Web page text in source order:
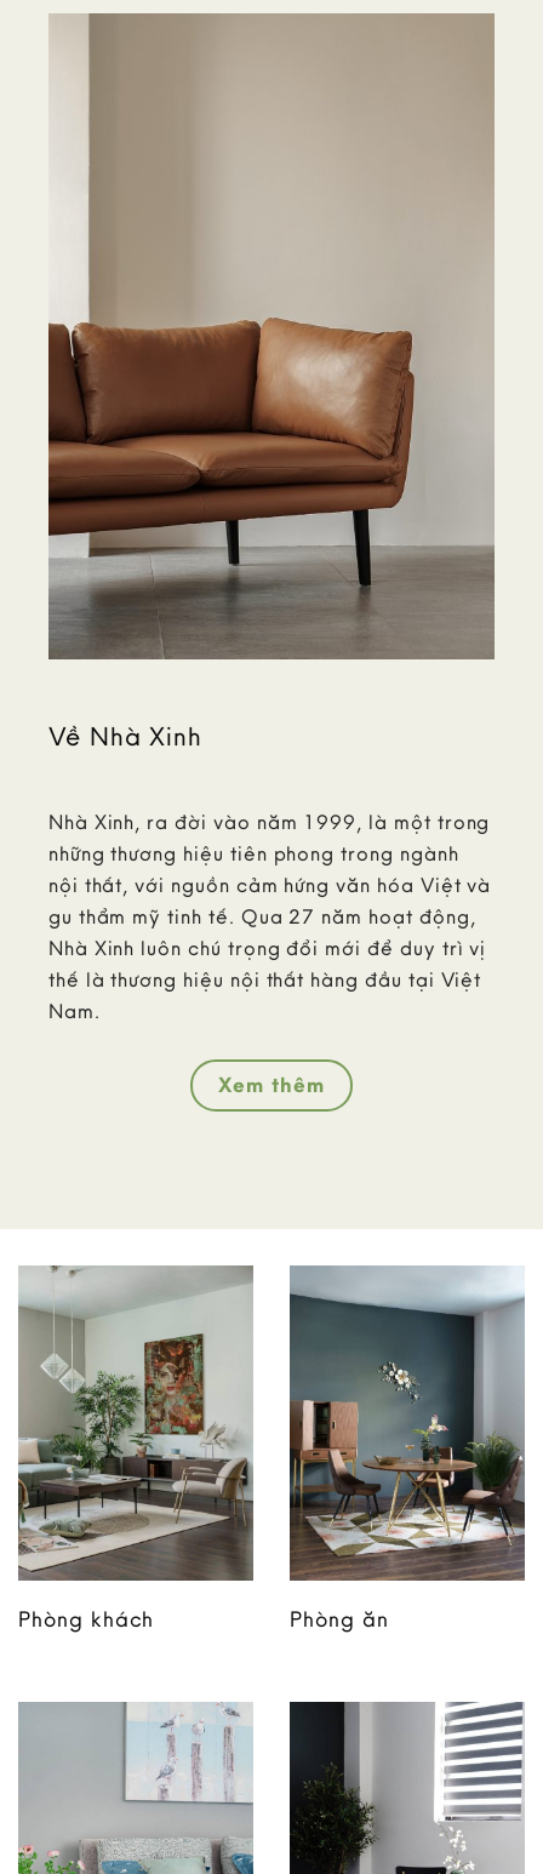
Về Nhà Xinh
Nhà Xinh, ra đời vào năm 1999, là một trong
những thương hiệu tiên phong trong ngành
nội thất, với nguồn cảm hứng văn hóa Việt và
gu thẩm mỹ tinh tế. Qua 27 năm hoạt động,
Nhà Xinh luôn chú trọng đổi mới để duy trì vị
thế là thương hiệu nội thất hàng đầu tại Việt
Nam.
Xem thêm
Phòng khách Phòng ăn